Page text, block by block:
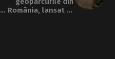
România, lansat la